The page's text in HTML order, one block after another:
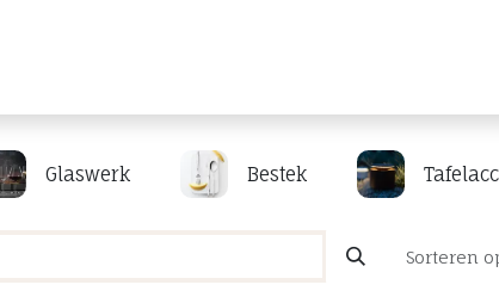
Glaswerk Bestek
Sorteren